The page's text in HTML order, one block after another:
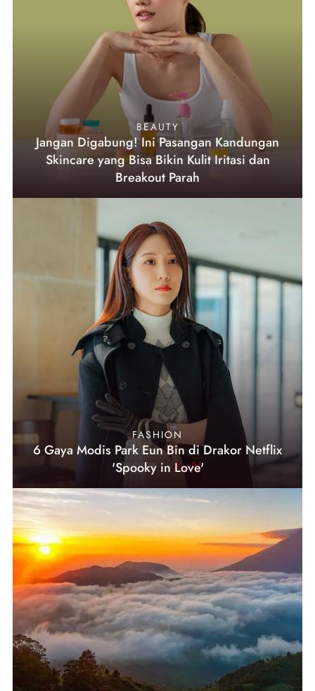
BEAUTY
Jangan Digabung! Ini Pasangan Kandungan
Skincare yang Bisa Bikin Kulit Iritasi dan
Breakout Parah
FASHION
6 Gaya Modis Park Eun Bin di Drakor Netflix
'Spooky in Love'